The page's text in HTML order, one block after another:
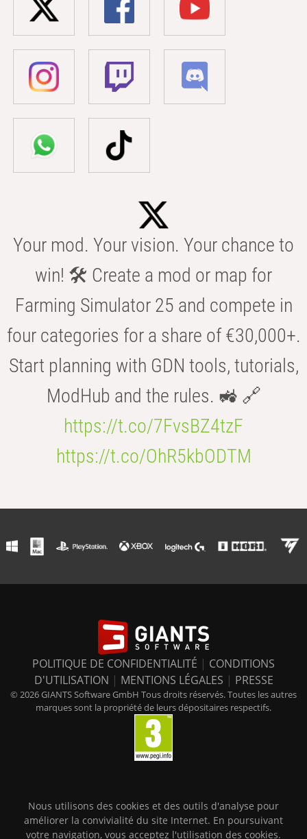
Your mod. Your vision. Your chance to
win! 🛠️ Create a mod or map for
Farming Simulator 25 and compete in
four categories for a share of €30,000+.
Start planning with GDN tools, tutorials,
ModHub and the rules. 🚜 🔗
https://t.co/7FvsBZ4tzF
https://t.co/OhR5kbODTM
POLITIQUE DE CONFIDENTIALITÉ | CONDITIONS
D'UTILISATION | MENTIONS LÉGALES | PRESSE
© 2026 GIANTS Software GmbH Tous droits réservés. Toutes les autres
marques sont la propriété de leurs dépositaires respectifs.
Nous utilisons des cookies et des outils d'analyse pour
améliorer la convivialité du site Internet. En poursuivant
votre navigation, vous acceptez l'utilisation des cookies.